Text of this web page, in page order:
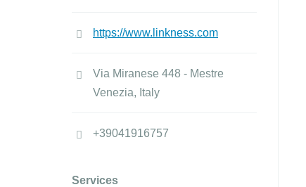
https://www.linkness.com
Via Miranese 448 - Mestre
Venezia, Italy
+39041916757
Services